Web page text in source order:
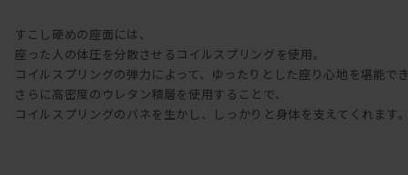
すこし硬めの座面には、
座った人の体圧を分散させるコイルスプリングを使用。
コイルスプリングの弾力によって、ゆったりとした座り心地を堪能でき
さらに高密度のウレタン積層を使用することで、
コイルスプリングのバネを生かし、しっかりと身体を支えてくれます。